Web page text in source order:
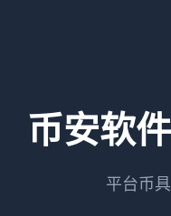
币安软
平台币